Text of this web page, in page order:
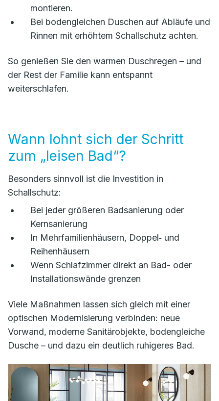
montieren.
Bei bodengleichen Duschen auf Abläufe und
Rinnen mit erhöhtem Schallschutz achten.
So genießen Sie den warmen Duschregen – und
der Rest der Familie kann entspannt
weiterschlafen.
Wann lohnt sich der Schritt
zum „leisen Bad“?
Besonders sinnvoll ist die Investition in
Schallschutz:
Bei jeder größeren Badsanierung oder
Kernsanierung
In Mehrfamilienhäusern, Doppel‑ und
Reihenhäusern
Wenn Schlafzimmer direkt an Bad- oder
Installationswände grenzen
Viele Maßnahmen lassen sich gleich mit einer
optischen Modernisierung verbinden: neue
Vorwand, moderne Sanitärobjekte, bodengleiche
Dusche – und dazu ein deutlich ruhigeres Bad.